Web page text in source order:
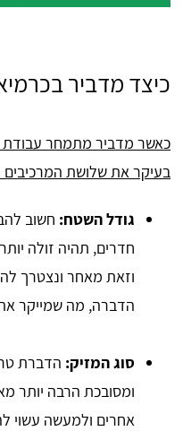
כיצד מדביר
כאשר מדביר מתמחר עבודת
בעיקר את שלושת המרכיבים
גודל השטח: חשוב
וזאת מאחר ונצטרך
הדברה, מה שמייקר
סוג המזיק: הדברת
ומסובכת הרבה יותר
אחרים ולמעשה עשוי